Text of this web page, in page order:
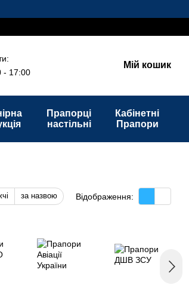
- 17:00
Мій кошик
Прапорці
настільні
Кабінетні
Прапори
за назвою Відображення: